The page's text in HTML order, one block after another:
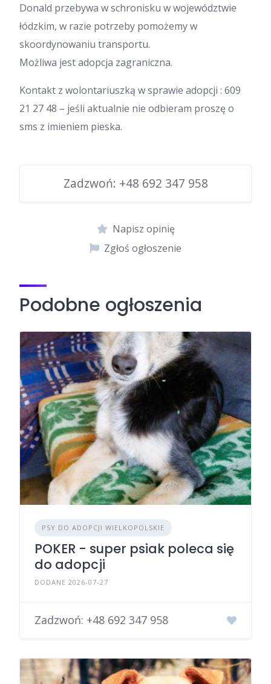
Donald przebywa w schronisku w województwie
łódzkim, w razie potrzeby pomożemy w
skoordynowaniu transportu.
Możliwa jest adopcja zagraniczna.
Kontakt z wolontariuszką w sprawie adopcji : 609
21 27 48 – jeśli aktualnie nie odbieram proszę o
sms z imieniem pieska.
Zadzwoń: +48 692 347 958
Napisz opinię
Zgłoś ogłoszenie
Podobne ogłoszenia
PSY DO ADOPCJI WIELKOPOLSKIE
POKER - super psiak poleca się
do adopcji
DODANE 2026-07-27
Zadzwoń: +48 692 347 958